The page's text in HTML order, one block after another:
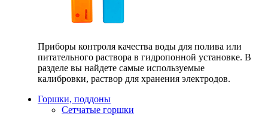
Приборы контроля качества воды для полива или
питательного раствора в гидропонной установке. В
разделе вы найдете самые используемые
калибровки, раствор для хранения электродов.
Горшки, поддоны
Сетчатые горшки